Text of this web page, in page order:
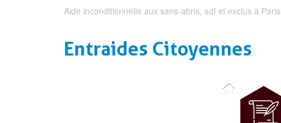
Aide inconditionnelle aux sans-abris, sdf et exclus à Paris
Entraides Citoyennes